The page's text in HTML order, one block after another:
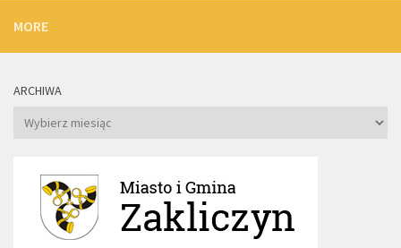
MORE
ARCHIWA
Archiwa